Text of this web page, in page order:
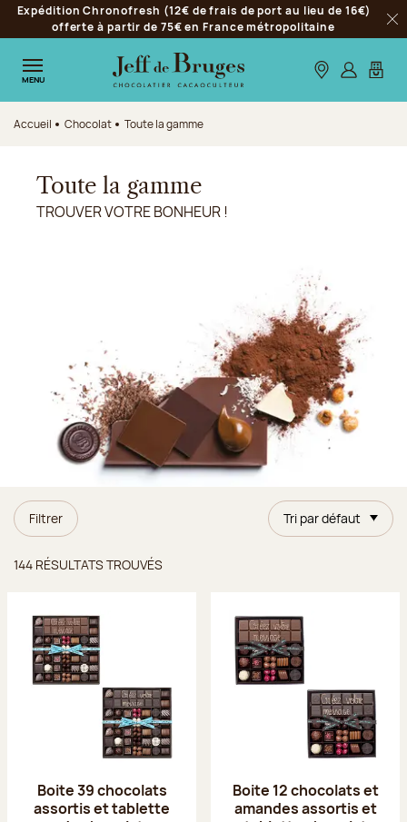
Aller à la navigation
Aller au contenu principal
Aller au pied de page
Expédition Chronofresh (12€ de frais de port au lieu de 16€)
offerte à partir de 75€ en France métropolitaine
MENU Nos boutiques
S’identifier
Mon
Accueil Chocolat Toute la gamme
Toute la gamme
TROUVER VOTRE BONHEUR !
Filtrer Tri par défaut
144 RÉSULTATS TROUVÉS
Boite 39 chocolats
assortis et tablette
Boite 12 chocolats et
amandes assortis et